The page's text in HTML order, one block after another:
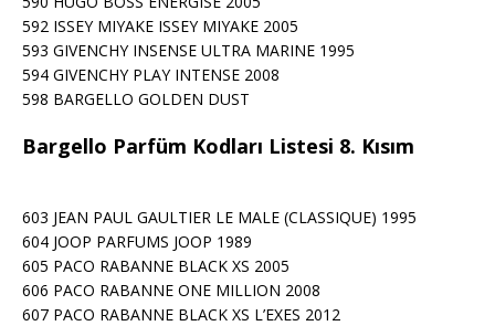
592 ISSEY MIYAKE ISSEY MIYAKE 2005
593 GIVENCHY INSENSE ULTRA MARINE 1995
594 GIVENCHY PLAY INTENSE 2008
598 BARGELLO GOLDEN DUST
Bargello Parfüm Kodları Listesi 8. Kısım
603 JEAN PAUL GAULTIER LE MALE (CLASSIQUE) 1995
604 JOOP PARFUMS JOOP 1989
605 PACO RABANNE BLACK XS 2005
606 PACO RABANNE ONE MILLION 2008
607 PACO RABANNE BLACK XS L’EXES 2012